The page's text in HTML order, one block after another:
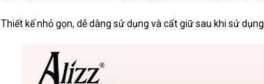
Thiết kế nhỏ gọn, dễ dàng sử dụng và cất giữ sau khi sử dụng.